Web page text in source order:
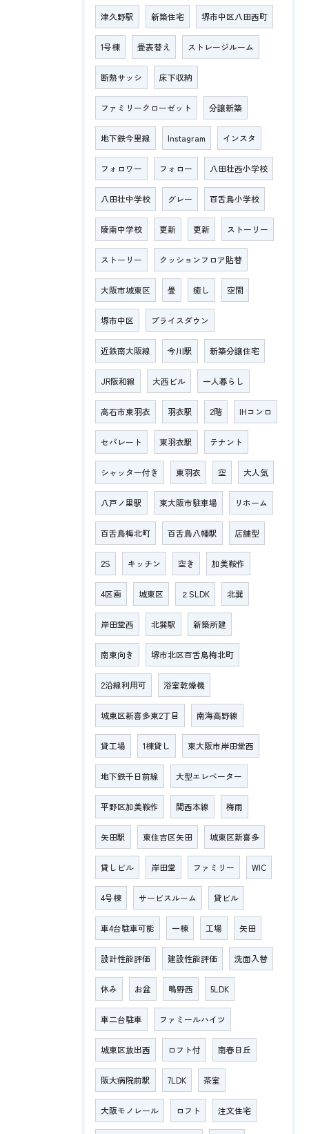
津久野駅 新築住宅 堺市中区八田西町
1号棟 畳表替え ストレージルーム
断熱サッシ 床下収納
ファミリークローゼット 分譲新築
地下鉄今里線 Instagram インスタ
フォロワー フォロー 八田壮西小学校
八田壮中学校 グレー 百舌鳥小学校
陵南中学校 更新 更新 ストーリー
ストーリー クッションフロア貼替
大阪市城東区 畳 癒し 空間
堺市中区 プライスダウン
近鉄南大阪線 今川駅 新築分譲住宅
JR阪和線 大西ビル 一人暮らし
高石市東羽衣 羽衣駅 2階 IHコンロ
セパレート 東羽衣駅 テナント
シャッター付き 東羽衣 空 大人気
八戸ノ里駅 東大阪市駐車場 リホーム
百舌鳥梅北町 百舌鳥八幡駅 店舗型
2S キッチン 空き 加美鞍作
4区画 城東区 ２SLDK 北巽
岸田堂西 北巽駅 新築所建
南東向き 堺市北区百舌鳥梅北町
2沿線利用可 浴室乾燥機
城東区新喜多東2丁目 南海高野線
貸工場 1棟貸し 東大阪市岸田堂西
地下鉄千日前線 大型エレベーター
平野区加美鞍作 関西本線 梅雨
矢田駅 東住吉区矢田 城東区新喜多
貸しビル 岸田堂 ファミリー WIC
4号棟 サービスルーム 貸ビル
車4台駐車可能 一棟 工場 矢田
設計性能評価 建設性能評価 洗面入替
休み お盆 鴫野西 5LDK
車二台駐車 ファミールハイツ
城東区放出西 ロフト付 南春日丘
阪大病院前駅 7LDK 茶室
大阪モノレール ロフト 注文住宅